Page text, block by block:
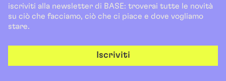
iscriviti alla newsletter di BASE: troverai tutte le novità
su ciò che facciamo, ciò che ci piace e dove vogliamo
stare.
Iscriviti